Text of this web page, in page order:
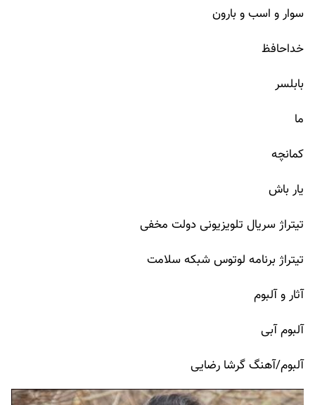
سوار و اسب و بارون
خداحافظ
بابلسر
ما
کمانچه
یار باش
تیتراژ سریال تلویزیونی دولت مخفی
تیتراژ برنامه لوتوس شبکه سلامت
آثار و آلبوم
آلبوم آبی
آلبوم/آهنگ گرشا رضایی